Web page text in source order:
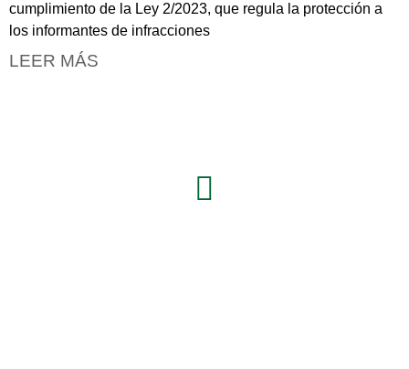
cumplimiento de la Ley 2/2023, que regula la protección a
los informantes de infracciones
LEER MÁS
L
i